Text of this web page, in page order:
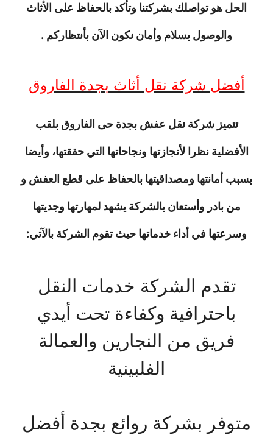
الحل هو تواصلك بشركتنا وتأكد بالحفاظ على الأثاث
والوصول بسلام وأمان نكون الآن بأنتظاركم .
أفضل شركة نقل أثاث بجدة الفاروق
تتميز شركة نقل عفش بجدة حى الفاروق بلقب
الأفضلية نظرا لأنجازتها ونجاحاتها التي حققتها، وأيضا
بسبب أمانتها ومصداقيتها بالحفاظ على قطع العفش و
من بادر وأستعان بالشركة يشهد لمهارتها وجديتها
وسرعتها في أداء خدماتها حيث تقوم الشركة بالآتي:
تقدم الشركة خدمات النقل
باحترافية وكفاءة تحت أيدي
فريق من النجارين والعمالة
الفلبينية
متوفر بشركة روائع بجدة أفضل